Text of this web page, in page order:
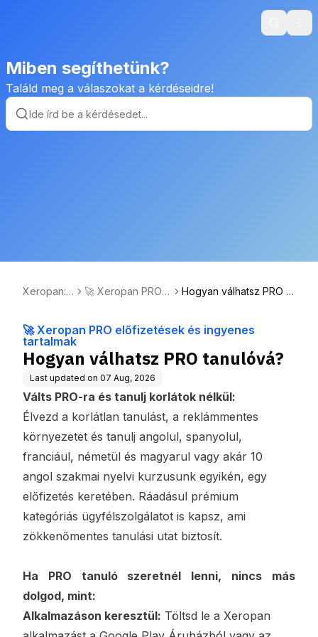
Search
Miben segíthetünk?
Találd meg a válaszokat a kérdéseidre!
Xeropan:
🚀 Xeropan PRO e
Hogyan válhatsz PRO ta
🚀 Xeropan PRO előfizetések és ingyenes
tartalmak
Hogyan válhatsz PRO tanulóvá?
Last updated on 07 Aug, 2026
Válts PRO-ra és tanulj korlátok nélkül:
Élvezd a korlátlan tanulást, a reklámmentes
környezetet és tanulj angolul, spanyolul,
franciául, németül és magyarul vagy akár 10
angol szakmai nyelvi kurzusunk egyikén, egy
előfizetés keretében. Ráadásul prémium
kategóriás ügyfélszolgálatot is kapsz, ami
zökkenőmentes tanulási utat biztosít.
Ha PRO tanuló szeretnél lenni, nincs más
dolgod, mint:
Alkalmazáson keresztül: Töltsd le a Xeropan